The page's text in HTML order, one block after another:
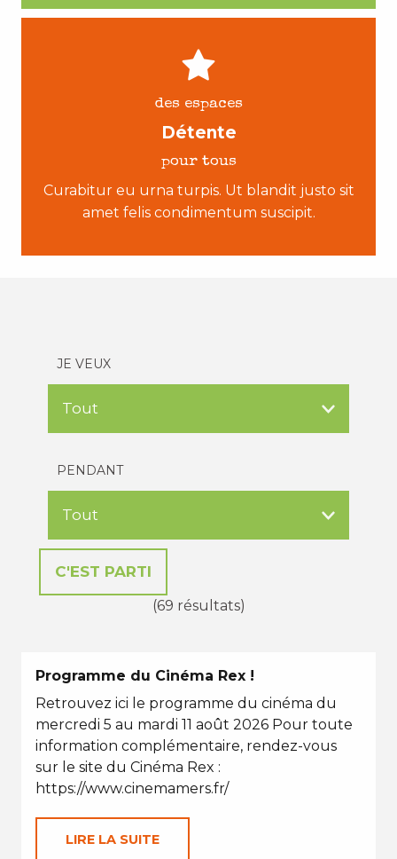
des espaces
Détente
pour tous
Curabitur eu urna turpis. Ut blandit justo sit
amet felis condimentum suscipit.
JE VEUX
PENDANT
(69 résultats)
Programme du Cinéma Rex !
Retrouvez ici le programme du cinéma du
mercredi 5 au mardi 11 août 2026 Pour toute
information complémentaire, rendez-vous
sur le site du Cinéma Rex :
https://www.cinemamers.fr/
LIRE LA SUITE